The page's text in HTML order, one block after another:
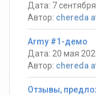
Дата: 7
Автор: chereda
Army #1-демо
Дата: 20 мая
Автор: chereda
Отзывы,